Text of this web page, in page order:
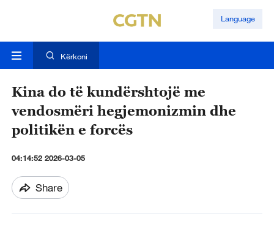
Language
Kërkoni
Kina do të kundërshtojë me
vendosmëri hegjemonizmin dhe
politikën e forcës
04:14:52 2026-03-05
Share